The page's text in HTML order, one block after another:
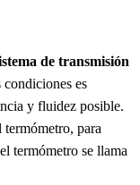
de transmisión
es
y fluidez posible.
termómetro, para
termómetro se llama